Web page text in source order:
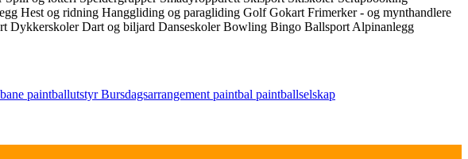
Hest og ridning Hanggliding og paragliding GolfGokart Frimerker - og mynthandlere
DykkerskolerDart og biljard DanseskolerBowling Bingo Ballsport Alpinanlegg
paintballutstyrBursdagsarrangement paintbal paintballselskap